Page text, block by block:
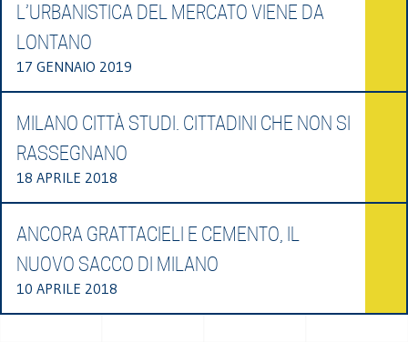
L’URBANISTICA DEL MERCATO VIENE DA
LONTANO
17 GENNAIO 2019
MILANO CITTÀ STUDI. CITTADINI CHE NON SI
RASSEGNANO
18 APRILE 2018
ANCORA GRATTACIELI E CEMENTO, IL
NUOVO SACCO DI MILANO
10 APRILE 2018